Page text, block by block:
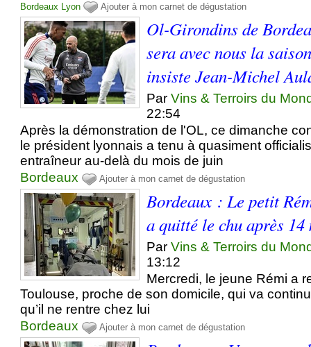
Bordeaux Lyon Ajouter à mon carnet de dégustation
Ol-Girondins de
sera avec nous la
insiste Jean-Michel
ParVins & Terroirs du
22:54
Après la démonstration de l'OL, ce dimanche
le président lyonnais a tenu à quasiment
entraîneur au-delà du mois de juin
Bordeaux
Ajouter à mon carnet de dégustation
Bordeaux : Le petit
a quitté le chu après 14
ParVins & Terroirs du
13:12
Mercredi, le jeune Rémi a
Toulouse, proche de son domicile, qui va
qu’il ne rentre chez lui
Bordeaux
Ajouter à mon carnet de dégustation